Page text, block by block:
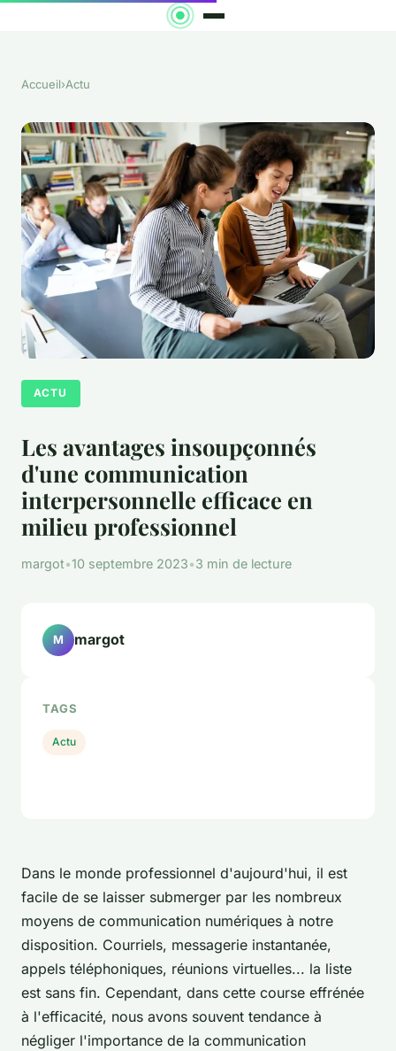
Accueil›Actu
ACTU
Les avantages insoupçonnés
d'une communication
interpersonnelle efficace en
milieu professionnel
margot•10 septembre 2023•3 min de lecture
Dans le monde professionnel d'aujourd'hui, il est
facile de se laisser submerger par les nombreux
moyens de communication numériques à notre
disposition. Courriels, messagerie instantanée,
appels téléphoniques, réunions virtuelles... la liste
est sans fin. Cependant, dans cette course effrénée
à l'efficacité, nous avons souvent tendance à
négliger l'importance de la communication
M margot
TAGS
Actu